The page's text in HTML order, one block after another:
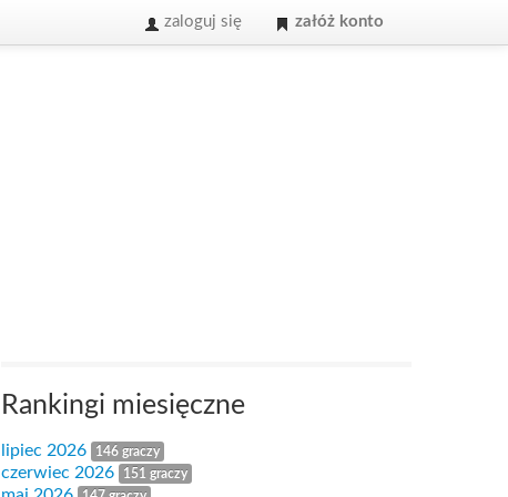
zaloguj się załóż konto
Rankingi miesięczne
lipiec 2026 146 graczy
czerwiec 2026 151 graczy